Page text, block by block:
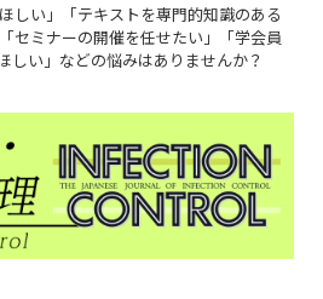
しい」「テキストを専門的知識のある
セミナーの開催を任せたい」「学会員
しい」などの悩みはありませんか？